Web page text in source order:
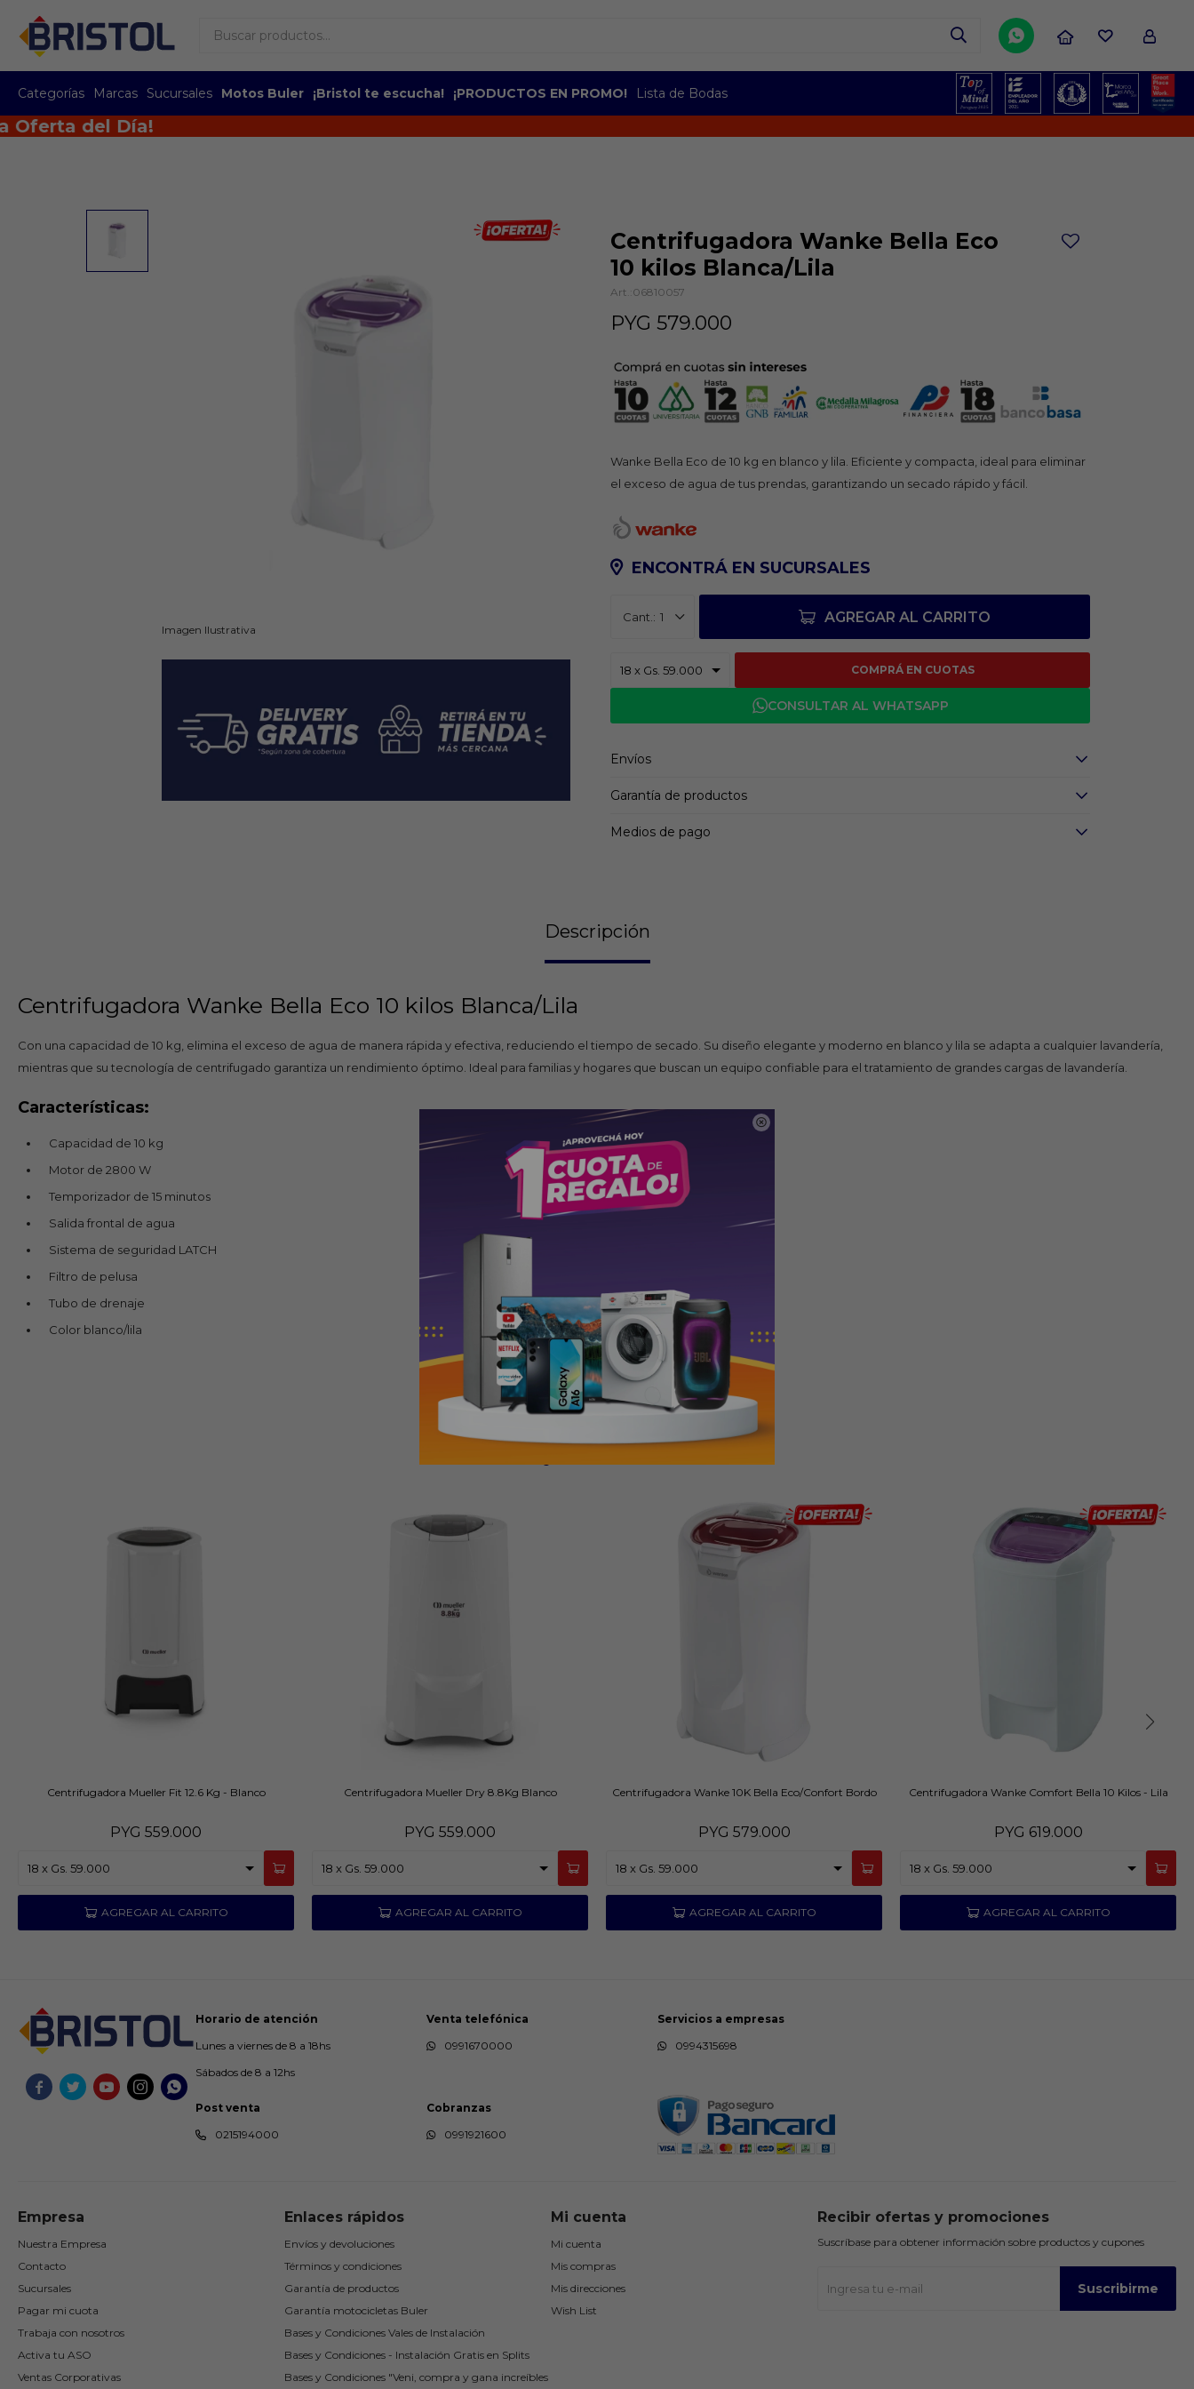

Categorías Marcas Sucursales Motos Buler ¡Bristol te escucha! ¡PRODUCTOS EN PROMO! Lista de Bodas

del Día!
Imagen Ilustrativa
Centrifugadora Wanke Bella Eco
10 kilos Blanca/Lila
06810057
PYG 579.000
Wanke Bella Eco de 10 kg en blanco y lila. Eficiente y compacta, ideal para eliminar
el exceso de agua de tus prendas, garantizando un secado rápido y fácil.
ENCONTRÁ EN SUCURSALES
1 AGREGAR AL CARRITO
COMPRÁ EN CUOTAS
CONSULTAR AL WHATSAPP
Envíos
Garantía de productos
Medios de pago
Descripción
Centrifugadora Wanke Bella Eco 10 kilos Blanca/Lila
Con una capacidad de 10 kg, elimina el exceso de agua de manera rápida y efectiva, reduciendo el tiempo de secado. Su diseño elegante y moderno en blanco y lila se adapta a cualquier lavandería,
mientras que su tecnología de centrifugado garantiza un rendimiento óptimo. Ideal para familias y hogares que buscan un equipo confiable para el tratamiento de grandes cargas de lavandería.
Características:
Capacidad de 10 kg
Motor de 2800 W
Temporizador de 15 minutos
Salida frontal de agua
Sistema de seguridad LATCH
Filtro de pelusa
Tubo de drenaje
Color blanco/lila
Centrifugadora Mueller Fit 12.6 Kg - Blanco
PYG 559.000
Centrifugadora Mueller Dry 8.8Kg Blanco
PYG 559.000
Centrifugadora Wanke 10K Bella Eco/Confort Bordo
PYG 579.000
Centrifugadora Wanke Comfort Bella 10 Kilos - Lila
PYG 619.000
    
Horario de atención
Lunes a viernes de 8 a 18hs
Sábados de 8 a 12hs
Venta telefónica
0991670000
Servicios a empresas
0994315698
Post venta
0215194000
Cobranzas
0991921600
Empresa
Nuestra Empresa
Contacto
Sucursales
Pagar mi cuota
Trabaja con nosotros
Activa tu ASO
Ventas Corporativas
Enlaces rápidos
Envíos y devoluciones
Términos y condiciones
Garantía de productos
Garantía motocicletas Buler
Bases y Condiciones Vales de Instalación
Bases y Condiciones - Instalación Gratis en Splits
Bases y Condiciones "Veni, compra y gana increíbles
Mi cuenta
Mi cuenta
Mis compras
Mis direcciones
Wish List
Recibir ofertas y promociones
Suscríbase para obtener información sobre productos y cupones
Suscribirme